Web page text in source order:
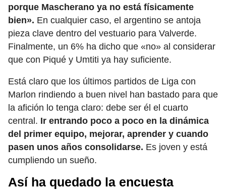
porque Mascherano ya no está físicamente
bien». En cualquier caso, el argentino se antoja
pieza clave dentro del vestuario para Valverde.
Finalmente, un 6% ha dicho que «no» al considerar
que con Piqué y Umtiti ya hay suficiente.
Está claro que los últimos partidos de Liga con
Marlon rindiendo a buen nivel han bastado para que
la afición lo tenga claro: debe ser él el cuarto
central. Ir entrando poco a poco en la dinámica
del primer equipo, mejorar, aprender y cuando
pasen unos años consolidarse. Es joven y está
cumpliendo un sueño.
Así ha quedado la encuesta